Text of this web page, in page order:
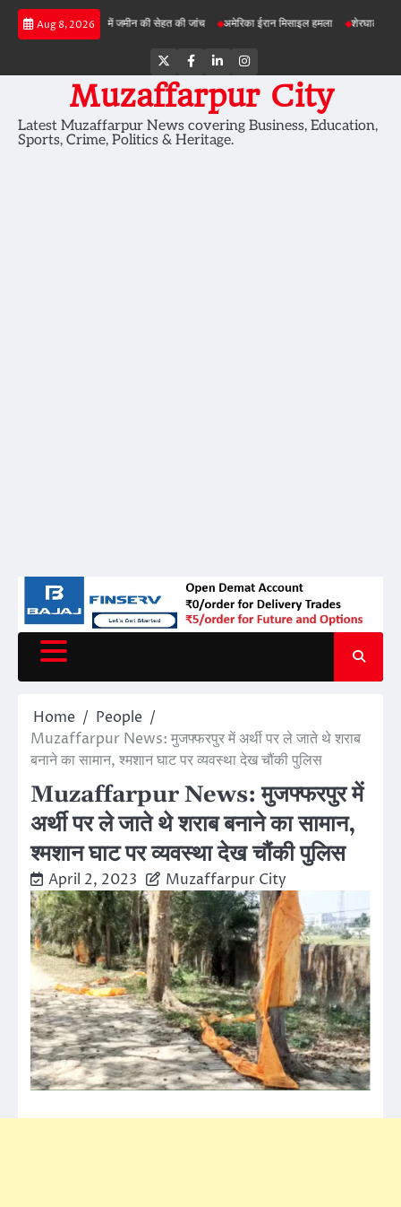
Skip
Aug 8, 2026
परियोजनाओं में जमीन की सेहत की जांच अमेरिका ईरान मिसाइल हमला शेरघाटी छात्रा दुष्कर्म
Twitter
Facebook
LinkedInInstagram
Muzaffarpur City
Latest Muzaffarpur News covering Business, Education,
Sports, Crime, Politics & Heritage.
Home
People
Muzaffarpur News: मुजफ्फरपुर में अर्थी पर ले जाते थे शराब
बनाने का सामान, श्मशान घाट पर व्यवस्था देख चौंकी पुलिस
Muzaffarpur News: मुजफ्फरपुर में
अर्थी पर ले जाते थे शराब बनाने का सामान,
श्मशान घाट पर व्यवस्था देख चौंकी पुलिस
April 2, 2023 Muzaffarpur City